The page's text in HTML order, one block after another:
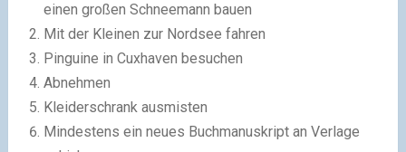
einen großen Schneemann bauen
Mit der Kleinen zur Nordsee fahren
Pinguine in Cuxhaven besuchen
Abnehmen
Kleiderschrank ausmisten
Mindestens ein neues Buchmanuskript an Verlage